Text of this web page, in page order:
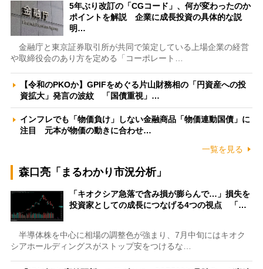
5年ぶり改訂の「CGコード」、何が変わったのか
ポイントを解説 企業に成長投資の具体的な説
明…
金融庁と東京証券取引所が共同で策定している上場企業の経営
や取締役会のあり方を定める「コーポレート…
【令和のPKOか】GPIFをめぐる片山財務相の「円資産への投
資拡大」発言の波紋 「国債重視」…
インフレでも「物価負け」しない金融商品「物価連動国債」に
注目 元本が物価の動きに合わせ…
一覧を見る
森口亮「まるわかり市況分析」
「キオクシア急落で含み損が膨らんで…」損失を
投資家としての成長につなげる4つの視点 「…
半導体株を中心に相場の調整色が強まり、7月中旬にはキオク
シアホールディングスがストップ安をつけるな…